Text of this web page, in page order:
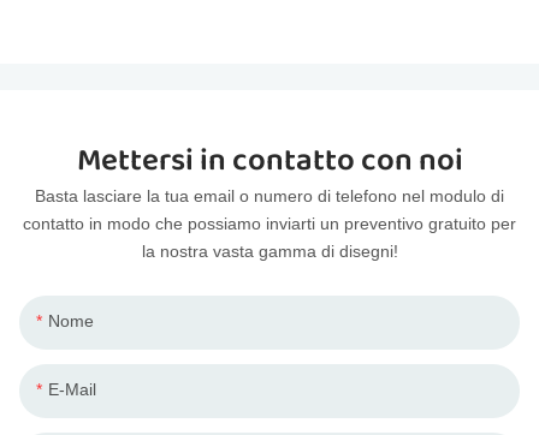
Mettersi in contatto con noi
Basta lasciare la tua email o numero di telefono nel modulo di
contatto in modo che possiamo inviarti un preventivo gratuito per
la nostra vasta gamma di disegni!
Nome
E-Mail